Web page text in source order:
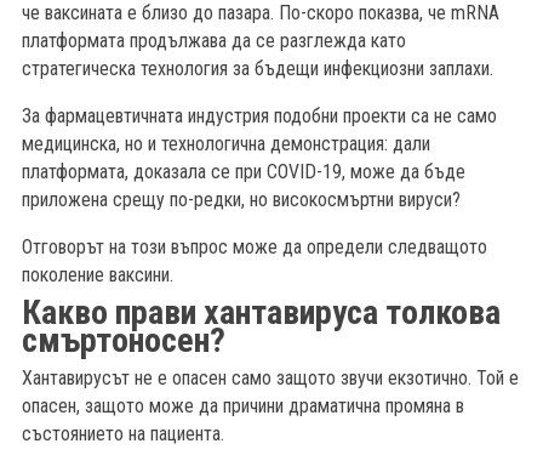
че ваксината е близо до пазара. По-скоро показва, че mRNA
платформата продължава да се разглежда като
стратегическа технология за бъдещи инфекциозни заплахи.
За фармацевтичната индустрия подобни проекти са не само
медицинска, но и технологична демонстрация: дали
платформата, доказала се при COVID-19, може да бъде
приложена срещу по-редки, но високосмъртни вируси?
Отговорът на този въпрос може да определи следващото
поколение ваксини.
Какво прави хантавируса толкова
смъртоносен?
Хантавирусът не е опасен само защото звучи екзотично. Той е
опасен, защото може да причини драматична промяна в
състоянието на пациента.